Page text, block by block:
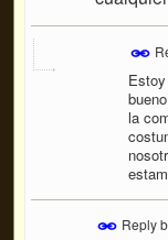
la
Reply